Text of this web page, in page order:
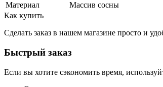
Материал
Массив сосны
Как купить
Сделать заказ в нашем магазине просто и
Быстрый заказ
Если вы хотите сэкономить время,